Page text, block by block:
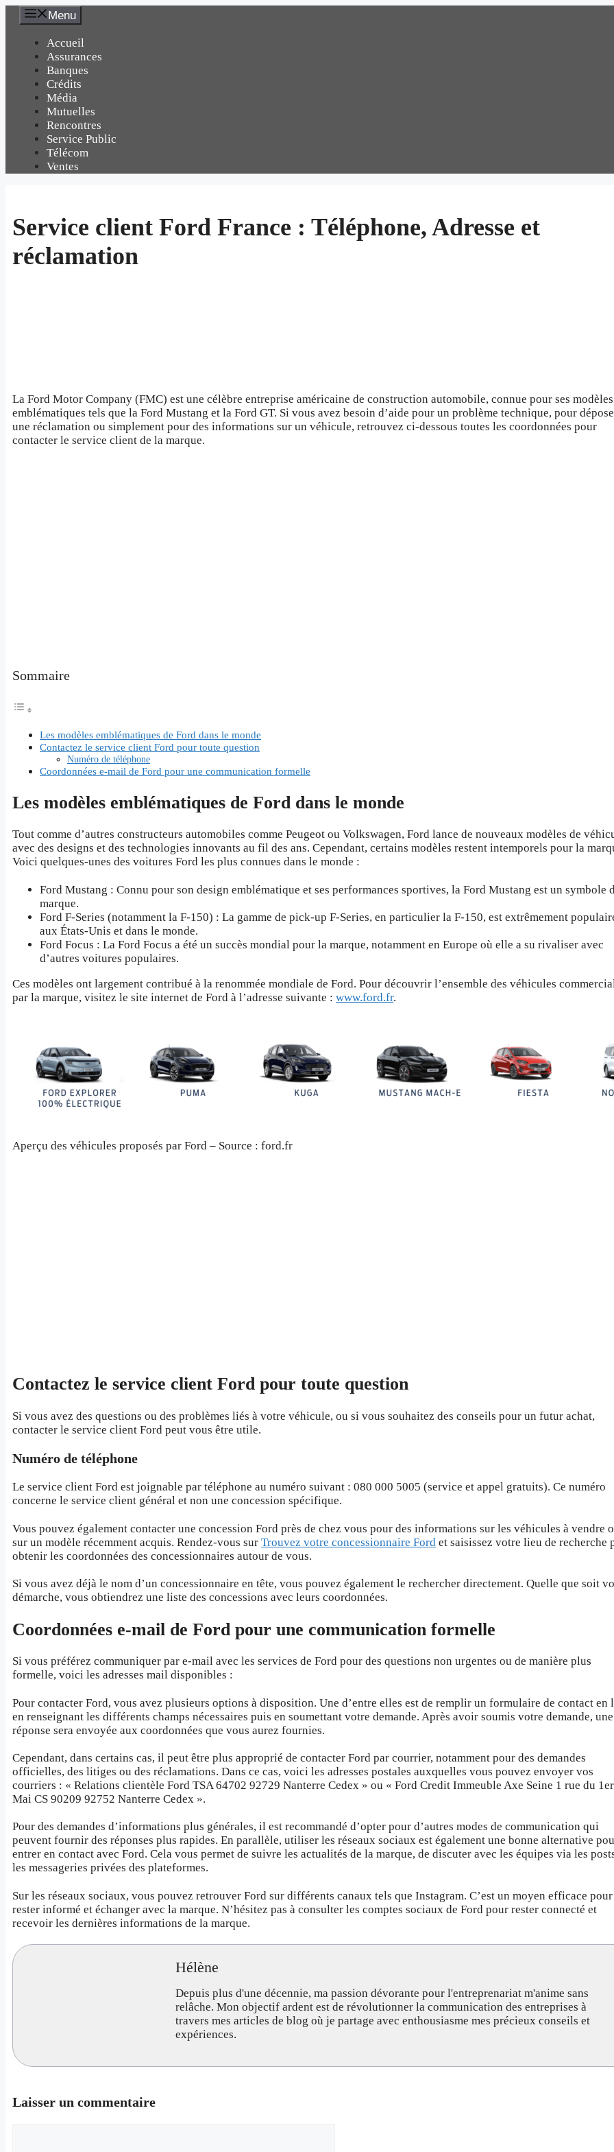
Aller
contenu
Menu
Accueil
Assurances
Banques
Crédits
Média
Mutuelles
Rencontres
Service Public
Télécom
Ventes
Service client Ford France : Téléphone, Adresse et
réclamation
La Ford Motor Company (FMC) est une célèbre entreprise américaine de construction automobile, connue pour ses modèles
emblématiques tels que la Ford Mustang et la Ford GT. Si vous avez besoin d’aide pour un problème technique, pour
une réclamation ou simplement pour des informations sur un véhicule, retrouvez ci-dessous toutes les coordonnées pour
contacter le service client de la marque.
Sommaire
Les modèles emblématiques de Ford dans le monde
Contactez le service client Ford pour toute question
Numéro de téléphone
Coordonnées e-mail de Ford pour une communication formelle
Les modèles emblématiques de Ford dans le monde
Tout comme d’autres constructeurs automobiles comme Peugeot ou Volkswagen, Ford lance de nouveaux modèles de
avec des designs et des technologies innovants au fil des ans. Cependant, certains modèles restent intemporels pour la
Voici quelques-unes des voitures Ford les plus connues dans le monde :
Ford Mustang : Connu pour son design emblématique et ses performances sportives, la Ford Mustang est un symbole
marque.
Ford F-Series (notamment la F-150) : La gamme de pick-up F-Series, en particulier la F-150, est extrêmement
aux États-Unis et dans le monde.
Ford Focus : La Ford Focus a été un succès mondial pour la marque, notamment en Europe où elle a su rivaliser avec
d’autres voitures populaires.
Ces modèles ont largement contribué à la renommée mondiale de Ford. Pour découvrir l’ensemble des véhicules
par la marque, visitez le site internet de Ford à l’adresse suivante : www.ford.fr.
Aperçu des véhicules proposés par Ford – Source : ford.fr
Contactez le service client Ford pour toute question
Si vous avez des questions ou des problèmes liés à votre véhicule, ou si vous souhaitez des conseils pour un futur achat,
contacter le service client Ford peut vous être utile.
Numéro de téléphone
Le service client Ford est joignable par téléphone au numéro suivant : 080 000 5005 (service et appel gratuits). Ce numéro
concerne le service client général et non une concession spécifique.
Vous pouvez également contacter une concession Ford près de chez vous pour des informations sur les véhicules à vendre
sur un modèle récemment acquis. Rendez-vous sur Trouvez votre concessionnaire Ford et saisissez votre lieu de recherche
obtenir les coordonnées des concessionnaires autour de vous.
Si vous avez déjà le nom d’un concessionnaire en tête, vous pouvez également le rechercher directement. Quelle que soit
démarche, vous obtiendrez une liste des concessions avec leurs coordonnées.
Coordonnées e-mail de Ford pour une communication formelle
Si vous préférez communiquer par e-mail avec les services de Ford pour des questions non urgentes ou de manière plus
formelle, voici les adresses mail disponibles :
Pour contacter Ford, vous avez plusieurs options à disposition. Une d’entre elles est de remplir un formulaire de contact en
en renseignant les différents champs nécessaires puis en soumettant votre demande. Après avoir soumis votre demande, une
réponse sera envoyée aux coordonnées que vous aurez fournies.
Cependant, dans certains cas, il peut être plus approprié de contacter Ford par courrier, notamment pour des demandes
officielles, des litiges ou des réclamations. Dans ce cas, voici les adresses postales auxquelles vous pouvez envoyer vos
courriers : « Relations clientèle Ford TSA 64702 92729 Nanterre Cedex » ou « Ford Credit Immeuble Axe Seine 1 rue du 1er
Mai CS 90209 92752 Nanterre Cedex ».
Pour des demandes d’informations plus générales, il est recommandé d’opter pour d’autres modes de communication qui
peuvent fournir des réponses plus rapides. En parallèle, utiliser les réseaux sociaux est également une bonne alternative
entrer en contact avec Ford. Cela vous permet de suivre les actualités de la marque, de discuter avec les équipes via les
les messageries privées des plateformes.
Sur les réseaux sociaux, vous pouvez retrouver Ford sur différents canaux tels que Instagram. C’est un moyen efficace pour
rester informé et échanger avec la marque. N’hésitez pas à consulter les comptes sociaux de Ford pour rester connecté et
recevoir les dernières informations de la marque.
Hélène
Depuis plus d'une décennie, ma passion dévorante pour l'entreprenariat m'anime sans
relâche. Mon objectif ardent est de révolutionner la communication des entreprises à
travers mes articles de blog où je partage avec enthousiasme mes précieux conseils et
expériences.
Laisser un commentaire